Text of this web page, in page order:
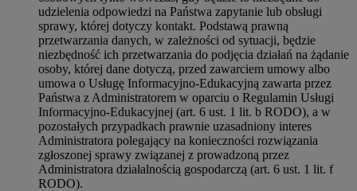
udzielenia odpowiedzi na Państwa zapytanie lub obsługi
sprawy, której dotyczy kontakt. Podstawą prawną
przetwarzania danych, w zależności od sytuacji, będzie
niezbędność ich przetwarzania do podjęcia działań na żądanie
osoby, której dane dotyczą, przed zawarciem umowy albo
umowa o Usługę Informacyjno-Edukacyjną zawarta przez
Państwa z Administratorem w oparciu o Regulamin Usługi
Informacyjno-Edukacyjnej (art. 6 ust. 1 lit. b RODO), a w
pozostałych przypadkach prawnie uzasadniony interes
Administratora polegający na konieczności rozwiązania
zgłoszonej sprawy związanej z prowadzoną przez
Administratora działalnością gospodarczą (art. 6 ust. 1 lit. f
RODO).